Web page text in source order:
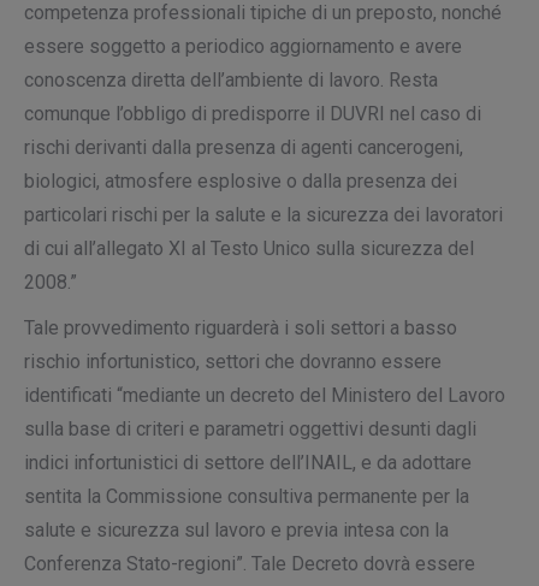
competenza professionali tipiche di un preposto, nonché
essere soggetto a periodico aggiornamento e avere
conoscenza diretta dell’ambiente di lavoro. Resta
comunque l’obbligo di predisporre il DUVRI nel caso di
rischi derivanti dalla presenza di agenti cancerogeni,
biologici, atmosfere esplosive o dalla presenza dei
particolari rischi per la salute e la sicurezza dei lavoratori
di cui all’allegato XI al Testo Unico sulla sicurezza del
2008.”
Tale provvedimento riguarderà i soli settori a basso
rischio infortunistico, settori che dovranno essere
identificati “mediante un decreto del Ministero del Lavoro
sulla base di criteri e parametri oggettivi desunti dagli
indici infortunistici di settore dell’INAIL, e da adottare
sentita la Commissione consultiva permanente per la
salute e sicurezza sul lavoro e previa intesa con la
Conferenza Stato-regioni”. Tale Decreto dovrà essere